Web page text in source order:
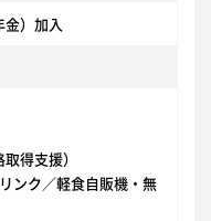
金）加入
得支援）
ンク／軽食自販機・無